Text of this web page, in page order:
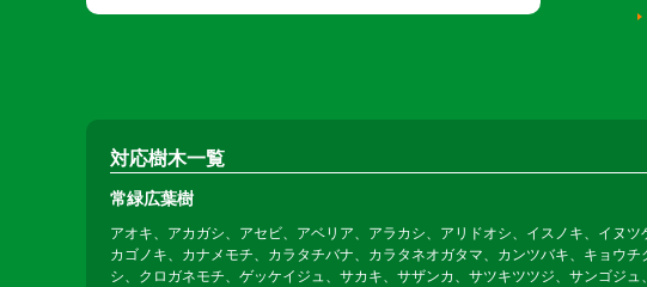
対応樹木一覧
常緑広葉樹
アオキ、アカガシ、アセビ、アベリア、アラカシ、アリドオシ、イスノキ、イヌ
カゴノキ、カナメモチ、カラタチバナ、カラタネオガタマ、カンツバキ、キョウ
シ、クロガネモチ、ゲッケイジュ、サカキ、サザンカ、サツキツツジ、サンゴジ